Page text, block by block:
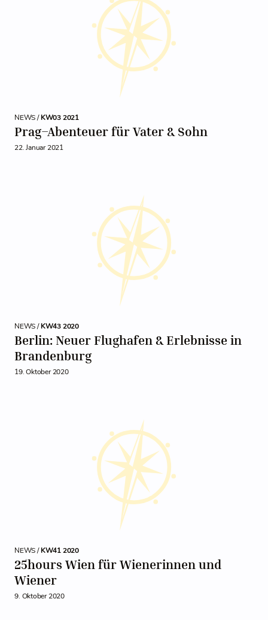
NEWS /KW03 2021
Prag–Abenteuer für Vater & Sohn
22. Januar 2021
NEWS /KW43 2020
Berlin: Neuer Flughafen & Erlebnisse in
Brandenburg
19. Oktober 2020
NEWS /KW41 2020
25hours Wien für Wienerinnen und
Wiener
9. Oktober 2020